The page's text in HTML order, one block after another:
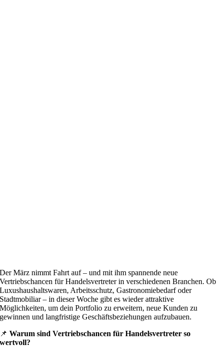
Der März nimmt Fahrt auf – und mit ihm spannende neue
Vertriebschancen für Handelsvertreter in verschiedenen Branchen. Ob
Luxushaushaltswaren, Arbeitsschutz, Gastronomiebedarf oder
Stadtmobiliar – in dieser Woche gibt es wieder attraktive
Möglichkeiten, um dein Portfolio zu erweitern, neue Kunden zu
gewinnen und langfristige Geschäftsbeziehungen aufzubauen.
📌Warum sind Vertriebschancen für Handelsvertreter so
wertvoll?